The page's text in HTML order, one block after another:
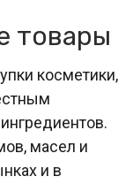
товары
косметики,
масел и
и в